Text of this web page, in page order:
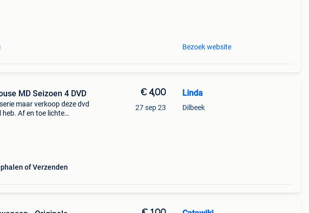
Bezoek website
MD Seizoen 4 DVD
maar verkoop deze dvd
Af en toe lichte
of Verzenden
€ 4,00
27 sep 23
Linda
Dilbeek